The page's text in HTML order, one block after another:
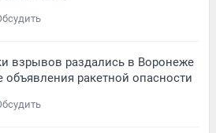
взрывов раздались в Воронеже
объявления ракетной опасности